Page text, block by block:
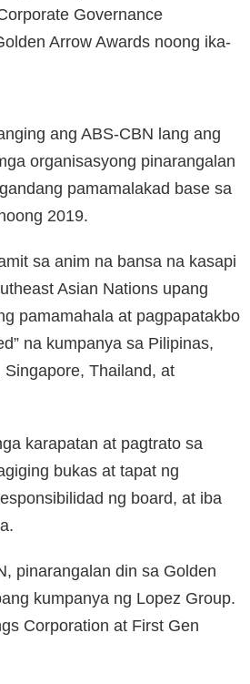
Governance
Arrow Awards noong ika-
ang ABS-CBN lang ang
organisasyong pinarangalan
pamamalakad base sa
2019.
sa anim na bansa na kasapi
Asian Nations upang
pamamahala at pagpapatakbo
na kumpanya sa Pilipinas,
Thailand, at
karapatan at pagtrato sa
bukas at tapat ng
ng board, at iba
pinarangalan din sa Golden
kumpanya ng Lopez Group.
Corporation at First Gen